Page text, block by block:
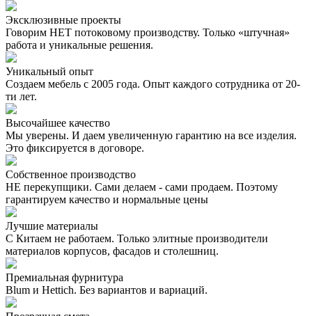
Эксклюзивные проекты
Говорим НЕТ потоковому производству. Только «штучная»
работа и уникальные решения.
Уникальный опыт
Создаем мебель с 2005 года. Опыт каждого сотрудника от 20-
ти лет.
Высочайшее качество
Мы уверены. И даем увеличенную гарантию на все изделия.
Это фиксируется в договоре.
Собственное производство
НЕ перекупщики. Сами делаем - сами продаем. Поэтому
гарантируем качество и нормальные цены
Лучшие материалы
С Китаем не работаем. Только элитные производители
материалов корпусов, фасадов и столешниц.
Премиальная фурнитура
Blum и Hettich. Без вариантов и вариаций.